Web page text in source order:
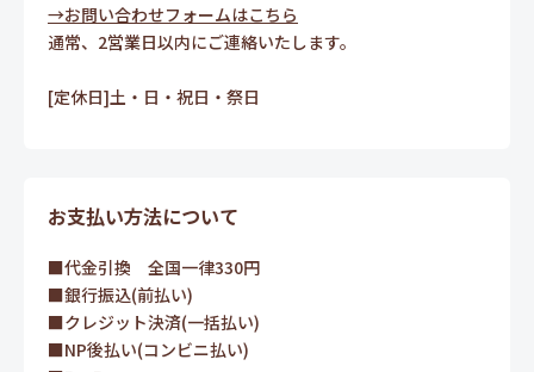
→お問い合わせフォームはこちら
通常、2営業日以内にご連絡いたします。
[定休日]土・日・祝日・祭日
お支払い方法について
■代金引換 全国一律330円
■銀行振込(前払い)
■クレジット決済(一括払い)
■NP後払い(コンビニ払い)